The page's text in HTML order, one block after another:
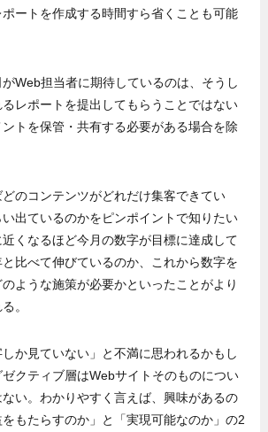
ートを作成する時間すら省くことも可能
Web担当者に期待しているのは、そうし
レポートを提出してもらうことではない
ントを保管・共有する必要がある場合を除
のコンテンツがどれだけ集客できてい
出ているのかをピンポイントで知りたい
くなるほど今月の数字が目標に達成して
比べて伸びているのか、これから数字を
ような施策が必要かといったことがより
。
か見ていない」と不満に思われるかもし
クティブ層はWebサイトそのものについ
い。わかりやすく言えば、興味があるの
もたらすのか」と「実現可能なのか」の2